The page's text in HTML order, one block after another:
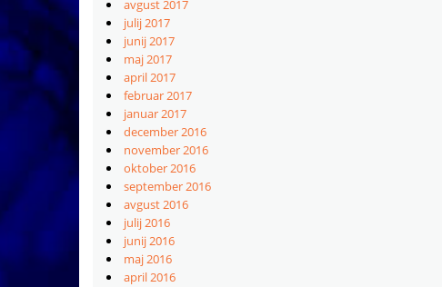
avgust 2017
julij 2017
junij 2017
maj 2017
april 2017
februar 2017
januar 2017
december 2016
november 2016
oktober 2016
september 2016
avgust 2016
julij 2016
junij 2016
maj 2016
april 2016